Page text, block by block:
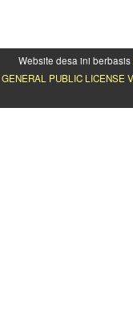
Website desa ini berbasis
GENERAL PUBLIC LICENSE